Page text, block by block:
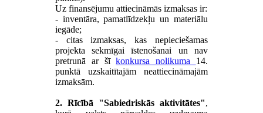
Uz finansējumu attiecināmās izmaksas ir:
- inventāra, pamatlīdzekļu un materiālu
iegāde;
- citas izmaksas, kas nepieciešamas
projekta sekmīgai īstenošanai un nav
pretrunā ar šīkonkursa nolikuma 14.
punktā uzskaitītajām neattiecināmajām
izmaksām.
2. Rīcībā "Sabiedriskās aktivitātes",